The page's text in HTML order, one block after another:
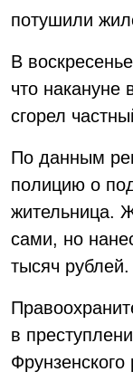
потушили
В
что
сгорел
По данным
полицию о
жительница.
сами, но
тысяч рублей.
в